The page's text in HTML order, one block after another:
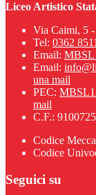
Liceo Artistico
Via Caimi, 5
Tel: 0362
Email:
Email:
una mail
PEC:
mail
C.F.:
Codice
Codice
Seguici su